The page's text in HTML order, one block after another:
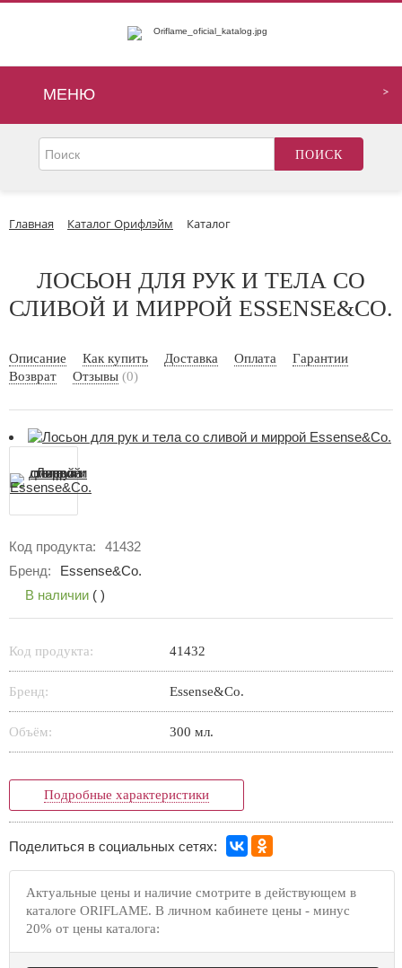
МЕНЮ
Главная Каталог Орифлэйм Каталог
ЛОСЬОН ДЛЯ РУК И ТЕЛА СО
СЛИВОЙ И МИРРОЙ ESSENSE&CO.
Описание Как купить Доставка Оплата
Гарантии
Возврат
Отзывы (0)
Код продукта:
41432
Бренд:
Essense&Co.
В наличии ( )
Код продукта: 41432
Бренд: Essense&Co.
Объём: 300 мл.
Подробные характеристики
Поделиться в социальных сетях:
Актуальные цены и наличие смотрите в действующем в
каталоге ORIFLAME. В личном кабинете цены - минус
20% от цены каталога: